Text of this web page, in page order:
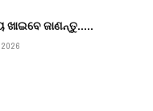
ଖାଇବେ ଜାଣନ୍ତୁ.....